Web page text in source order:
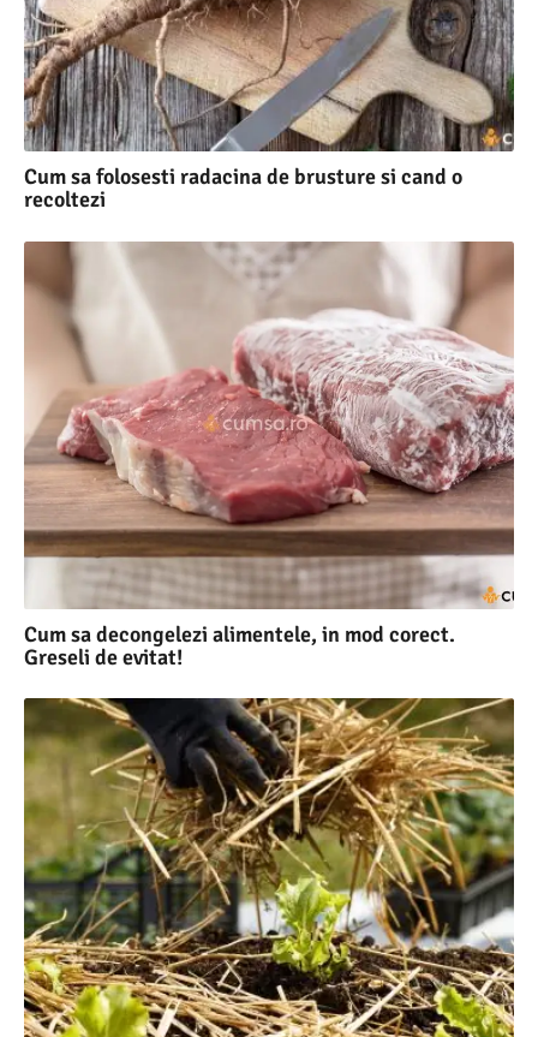
Cum sa folosesti radacina de brusture si cand o
recoltezi
Cum sa decongelezi alimentele, in mod corect.
Greseli de evitat!